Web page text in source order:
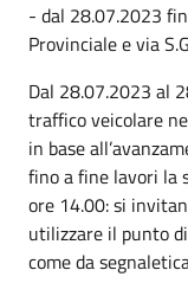
- dal 28.07.2023
Provinciale e via
Dal 28.07.2023 al
traffico veicolare
in base
fino a fine lavori la
ore 14.00: si
utilizzare il punto
come da